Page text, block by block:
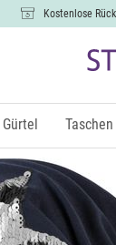
Kostenlose
Gürtel Taschen